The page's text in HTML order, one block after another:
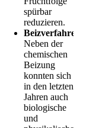
spürbar
reduzieren.
Beizverfahren
Neben der
chemischen
Beizung
konnten sich
in den letzten
­Jahren auch
biologische
und